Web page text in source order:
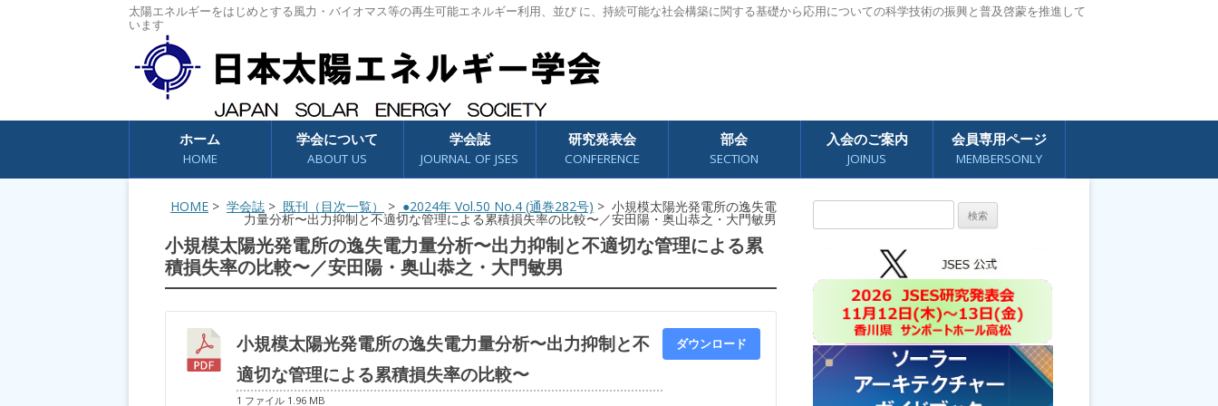
太陽エネルギーをはじめとする風力・バイオマス等の再生可能エネルギー利用、並び に、持続可能な社会構築に関する基礎から応用についての科学技術の振興と普及啓蒙を推進して
います
コンテンツへスキップ
ホーム
HOME
学会について
ABOUT US
学会誌
JOURNAL OF JSES
研究発表会
CONFERENCE
部会
SECTION
入会のご案内
JOINUS
会員専用ページ
MEMBERSONLY
HOME > 学会誌 > 既刊（目次一覧） > ●2024年 Vol.50 No.4 (通巻282号) > 小規模太陽光発電所の逸失電
力量分析〜出力抑制と不適切な管理による累積損失率の比較〜／安田陽・奥山恭之・大門敏男
小規模太陽光発電所の逸失電力量分析〜出力抑制と不適切な管理による累
積損失率の比較〜／安田陽・奥山恭之・大門敏男
小規模太陽光発電所の逸失電力量分析〜出力抑制と不
適切な管理による累積損失率の比較〜
1 ファイル 1.96 MB
ダウンロード
索: